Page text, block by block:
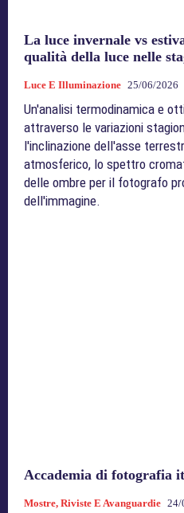
La luce invernale vs
qualità della luce nelle
Luce E Illuminazione 25/06/2026
Un'analisi termodinamica e
attraverso le variazioni
l'inclinazione dell'asse
atmosferico, lo spettro
delle ombre per il fotografo
dell'immagine.
Accademia di fotografia
Mostre, Riviste E Avanguardie 24/